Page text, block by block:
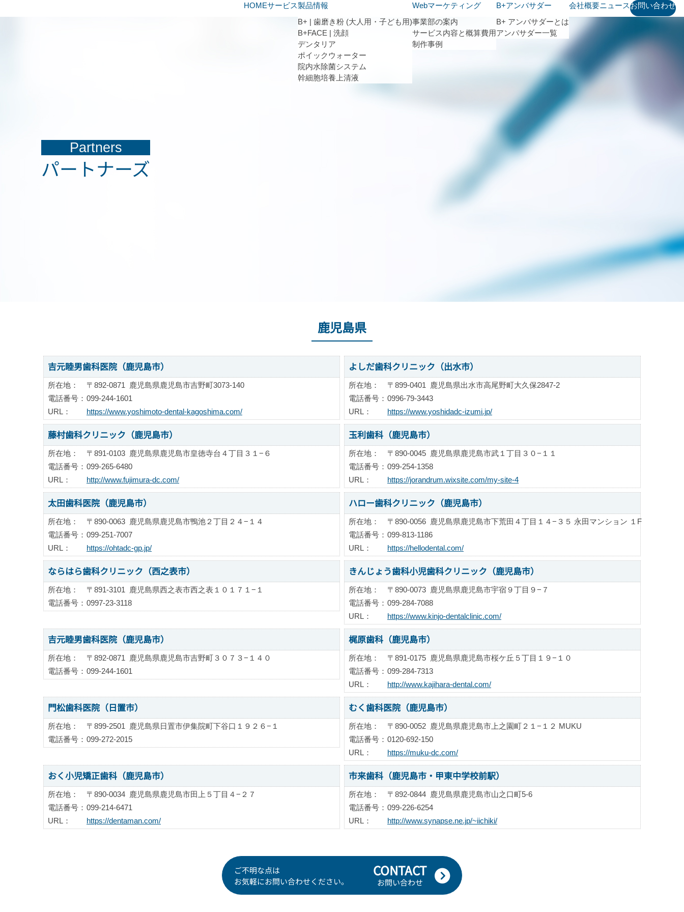
HOMEサービス製品情報
B+ | 歯磨き粉 (大人用・子ども用)
B+FACE | 洗顔
デンタリア
ポイックウォーター
院内水除菌システム
幹細胞培養上清液
Webマーケティング
事業部の案内
サービス内容と概算費用
制作事例
B+アンバサダー
B+ アンバサダーとは
アンバサダー一覧
会社概要ニュースお問い合わせ
パートナーズ
Partners
鹿児島県
吉元睦男歯科医院（鹿児島市）
所在地： 〒892-0871
鹿児島県鹿児島市吉野町3073-140
電話番号： 099-244-1601
URL：
https://www.yoshimoto-dental-kagoshima.com/
よしだ歯科クリニック（出水市）
所在地： 〒899-0401
鹿児島県出水市高尾野町大久保2847-2
電話番号： 0996-79-3443
URL：
https://www.yoshidadc-izumi.jp/
藤村歯科クリニック（鹿児島市）
所在地： 〒891-0103 鹿児島県鹿児島市皇徳寺台４丁目３１−６
電話番号： 099-265-6480
URL：
http://www.fujimura-dc.com/
玉利歯科（鹿児島市）
所在地： 〒890-0045 鹿児島県鹿児島市武１丁目３０−１１
電話番号： 099-254-1358
URL：
https://jorandrum.wixsite.com/my-site-4
太田歯科医院（鹿児島市）
所在地： 〒890-0063 鹿児島県鹿児島市鴨池２丁目２４−１４
電話番号： 099-251-7007
URL：
https://ohtadc-gp.jp/
ハロー歯科クリニック（鹿児島市）
所在地： 〒890-0056 鹿児島県鹿児島市下荒田４丁目１４−３５ 永田マンション １F
電話番号： 099-813-1186
URL：
https://hellodental.com/
ならはら歯科クリニック（西之表市）
所在地： 〒891-3101
鹿児島県西之表市西之表１０１７１−１
電話番号： 0997-23-3118
きんじょう歯科小児歯科クリニック（鹿児島市）
所在地： 〒890-0073 鹿児島県鹿児島市宇宿９丁目９−７
電話番号： 099-284-7088
URL：
https://www.kinjo-dentalclinic.com/
吉元睦男歯科医院（鹿児島市）
所在地： 〒892-0871
鹿児島県鹿児島市吉野町３０７３−１４０
電話番号： 099-244-1601
梶原歯科（鹿児島市）
所在地： 〒891-0175 鹿児島県鹿児島市桜ケ丘５丁目１９−１０
電話番号： 099-284-7313
URL：
http://www.kajihara-dental.com/
門松歯科医院（日置市）
所在地： 〒899-2501
鹿児島県日置市伊集院町下谷口１９２６−１
電話番号： 099-272-2015
むく歯科医院（鹿児島市）
所在地： 〒890-0052 鹿児島県鹿児島市上之園町２１−１２ MUKU
電話番号： 0120-692-150
URL：
https://muku-dc.com/
おく小児矯正歯科（鹿児島市）
所在地： 〒890-0034 鹿児島県鹿児島市田上５丁目４−２７
電話番号： 099-214-6471
URL：
https://dentaman.com/
市来歯科（鹿児島市・甲東中学校前駅）
所在地： 〒892-0844 鹿児島県鹿児島市山之口町5-6
電話番号： 099-226-6254
URL：
http://www.synapse.ne.jp/~iichiki/
ご不明な点は
お気軽にお問い合わせください。
CONTACT
お問い合わせ